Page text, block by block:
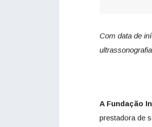
Com data de
ultrassonografia
A Fundação
prestadora de